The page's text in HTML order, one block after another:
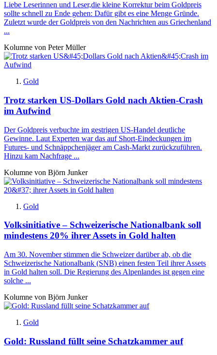
Liebe Leserinnen und Leser,die kleine Korrektur beim Goldpreis
sollte schnell zu Ende gehen: Dafür gibt es eine Menge Gründe.
Zuletzt wurde der Goldpreis von den Nachrichten aus Griechenland
...
Kolumne von Peter Müller
Gold
Trotz starken US-Dollars Gold nach Aktien-Crash
im Aufwind
Der Goldpreis verbuchte im gestrigen US-Handel deutliche
Gewinne. Laut Experten war das auf Short-Eindeckungen im
Futures- und Schnäppchenjäger am Cash-Markt zurückzuführen.
Hinzu kam Nachfrage ...
Kolumne von Björn Junker
Gold
Volksinitiative – Schweizerische Nationalbank soll
mindestens 20% ihrer Assets in Gold halten
Am 30. November stimmen die Schweizer darüber ab, ob die
Schweizerische Nationalbank (SNB) einen festen Teil ihrer Assets
in Gold halten soll. Die Regierung des Alpenlandes ist gegen eine
solche ...
Kolumne von Björn Junker
Gold
Gold: Russland füllt seine Schatzkammer auf